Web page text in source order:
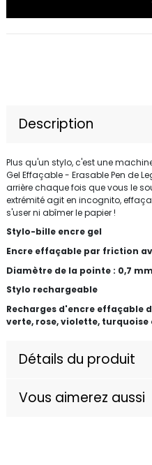
Description
Plus qu'un stylo, c'est une
Gel Effaçable - Erasable Pen de
arrière chaque fois que vous le
extrémité agit en incognito,
s'user ni abîmer le papier !
Stylo-bille encre gel
Encre effaçable par friction
Diamètre de la pointe : 0,7 mm
Stylo rechargeable
Recharges d'encre effaçable
verte, rose, violette, turquoise
Détails du produit
Vous aimerez aussi